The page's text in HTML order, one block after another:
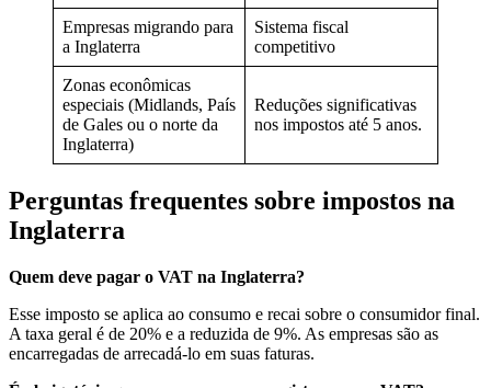
Empresas migrando para
a Inglaterra
Sistema fiscal
competitivo
Zonas econômicas
especiais (Midlands, País
de Gales ou o norte da
Inglaterra)
Reduções significativas
nos impostos até 5 anos.
Perguntas frequentes sobre impostos na
Inglaterra
Quem deve pagar o VAT na Inglaterra?
Esse imposto se aplica ao consumo e recai sobre o consumidor final.
A taxa geral é de 20% e a reduzida de 9%. As empresas são as
encarregadas de arrecadá-lo em suas faturas.